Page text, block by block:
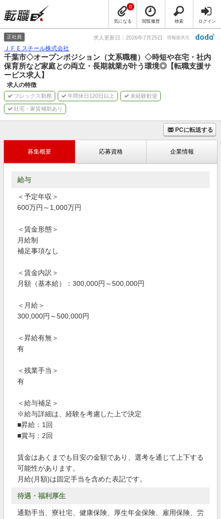
気になる
0
閲覧履歴 検索 ログイン
正社員 求人更新日：2026年7月25日 情報提供元
ＪＦＥスチール株式会社
千葉市◇オープンポジション（文系職種）◇時短や在宅・社内
保育所など家庭との両立・長期就業が叶う環境◎【転職支援サ
ービス求人】
求人の特徴
フレックス勤務 年間休日120日以上 未経験歓迎
社宅・家賃補助あり
PCに転送する
募集概要 応募資格 企業情報
給与
＜予定年収＞
600万円～1,000万円
＜賃金形態＞
月給制
補足事項なし
＜賃金内訳＞
月額（基本給）：300,000円～500,000円
＜月給＞
300,000円～500,000円
＜昇給有無＞
有
＜残業手当＞
有
＜給与補足＞
※給与詳細は、経験を考慮した上で決定
■昇給：1回
■賞与：2回
賃金はあくまでも目安の金額であり、選考を通じて上下する
可能性があります。
月給(月額)は固定手当を含めた表記です。
待遇・福利厚生
通勤手当、寮社宅、健康保険、厚生年金保険、雇用保険、労